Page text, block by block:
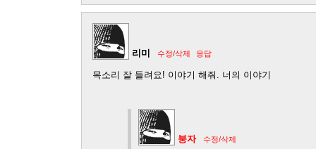
리미 수정/삭제 응답
목소리 잘 들려요! 이야기 해줘. 너의 이야기
붕자 수정/삭제